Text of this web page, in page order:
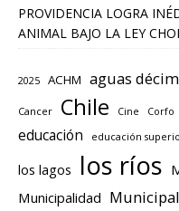
PROVIDENCIA LOGRA
ANIMAL BAJO LA LEY
2025 ACHM aguas
Cancer Chile Cine Corfo
educación educación
los lagos los ríos
Municipalidad